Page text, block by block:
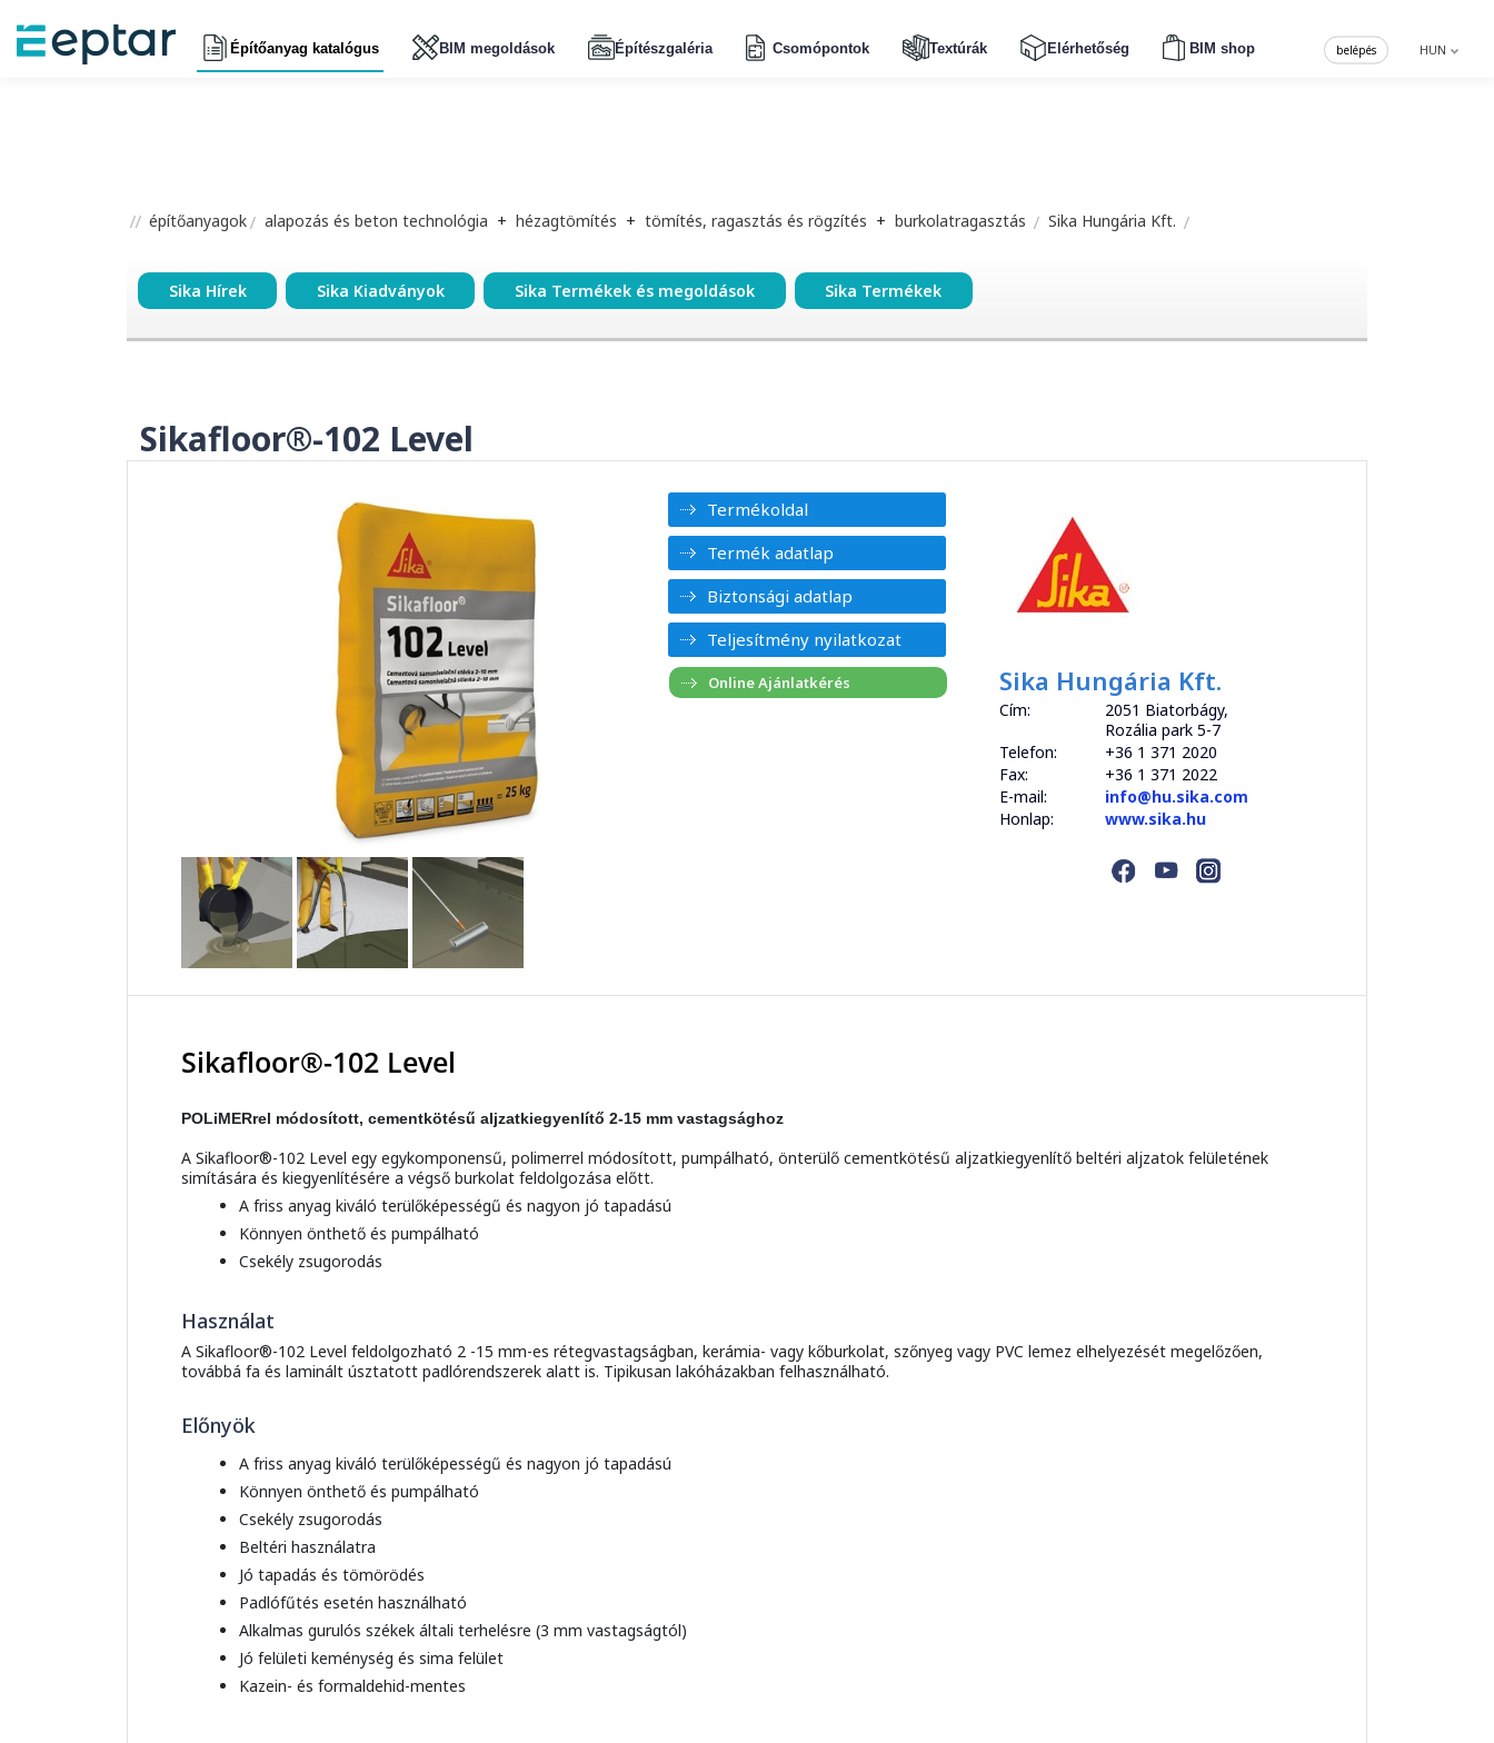
Építőanyag katalógus BIM megoldások Építészgaléria Csomópontok Textúrák Elérhetőség BIM shop HUN
belépés
építőanyagok alapozás és beton technológia + hézagtömítés + tömítés, ragasztás és rögzítés + burkolatragasztás Sika Hungária Kft.
Sika Hírek Sika Kiadványok Sika Termékek és megoldások Sika Termékek
Sikafloor®-102 Level
Termékoldal
Termék adatlap
Biztonsági adatlap
Teljesítmény nyilatkozat
Sika Hungária Kft.
Cím:
2051 Biatorbágy,
Rozália park 5-7
Telefon:
+36 1 371 2020
Fax:
+36 1 371 2022
E-mail:
info@hu.sika.com
Honlap:
www.sika.hu
Sikafloor®-102 Level
POLiMERrel módosított, cementkötésű aljzatkiegyenlítő 2-15 mm vastagsághoz
A Sikafloor®-102 Level egy egykomponensű, polimerrel módosított, pumpálható, önterülő cementkötésű aljzatkiegyenlítő beltéri aljzatok felületének
simítására és kiegyenlítésére a végső burkolat feldolgozása előtt.
A friss anyag kiváló terülőképességű és nagyon jó tapadású
Könnyen önthető és pumpálható
Csekély zsugorodás
Használat
A Sikafloor®-102 Level feldolgozható 2 -15 mm-es rétegvastagságban, kerámia- vagy kőburkolat, szőnyeg vagy PVC lemez elhelyezését megelőzően,
továbbá fa és laminált úsztatott padlórendszerek alatt is. Tipikusan lakóházakban felhasználható.
Előnyök
A friss anyag kiváló terülőképességű és nagyon jó tapadású
Könnyen önthető és pumpálható
Csekély zsugorodás
Beltéri használatra
Jó tapadás és tömörödés
Padlófűtés esetén használható
Alkalmas gurulós székek általi terhelésre (3 mm vastagságtól)
Jó felületi keménység és sima felület
Kazein- és formaldehid-mentes